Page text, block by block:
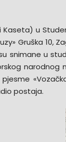
u
Gruška 10,
snimane u
postaja.